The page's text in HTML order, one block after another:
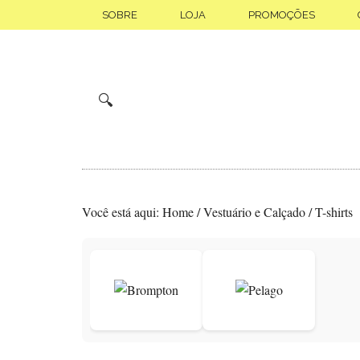
to
para
SOBRE LOJA PROMOÇÕES
🔍
Você está aqui: Home/Vestuário e Calçado/T-shirts